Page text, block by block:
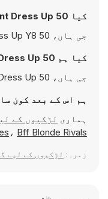
کیا 50 Cent Dress Up کھیلنا مفت ہے؟
جی ہاں، 50 Cent Dress Up Y8 پر مفت کھیلنے کے لیے دستیاب ہے اور براہِ راست آپ کے براؤزر میں چلتی ہے۔
کیا ہم 50 Cent Dress Up فل اسکرین موڈ میں کھیل سکتے ہیں؟
جی ہاں، 50 Cent Dress Up کو فل اسکرین موڈ میں کھیل کر زیادہ دلچسپ تجربہ حاصل کیا جا سکتا ہے۔
ہم اس کے بعد کون
ہماری لڑکیوں کے
، Bff Blonde Rivals
زمرہ: لڑکیوں کے لیے